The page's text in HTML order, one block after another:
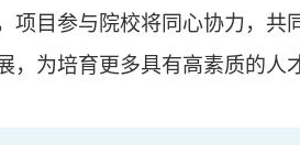
项目参与院校将同心协力，
，为培育更多具有高素质的人